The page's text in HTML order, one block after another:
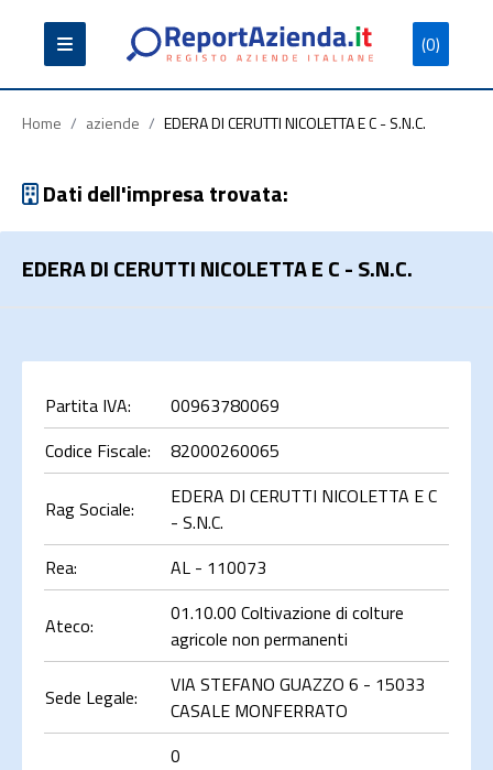
(0)
Partita
Iva
Codice
Fiscale
Ragione
Sociale
Cerca
Home / aziende / EDERA DI CERUTTI NICOLETTA E C - S.N.C.
Dati dell'impresa trovata:
EDERA DI CERUTTI NICOLETTA E C - S.N.C.
Partita IVA:
00963780069
Codice Fiscale:
82000260065
Rag Sociale:
EDERA DI CERUTTI NICOLETTA E C
- S.N.C.
Rea:
AL - 110073
Ateco:
01.10.00 Coltivazione di colture
agricole non permanenti
Sede Legale:
VIA STEFANO GUAZZO 6 - 15033
CASALE MONFERRATO
0